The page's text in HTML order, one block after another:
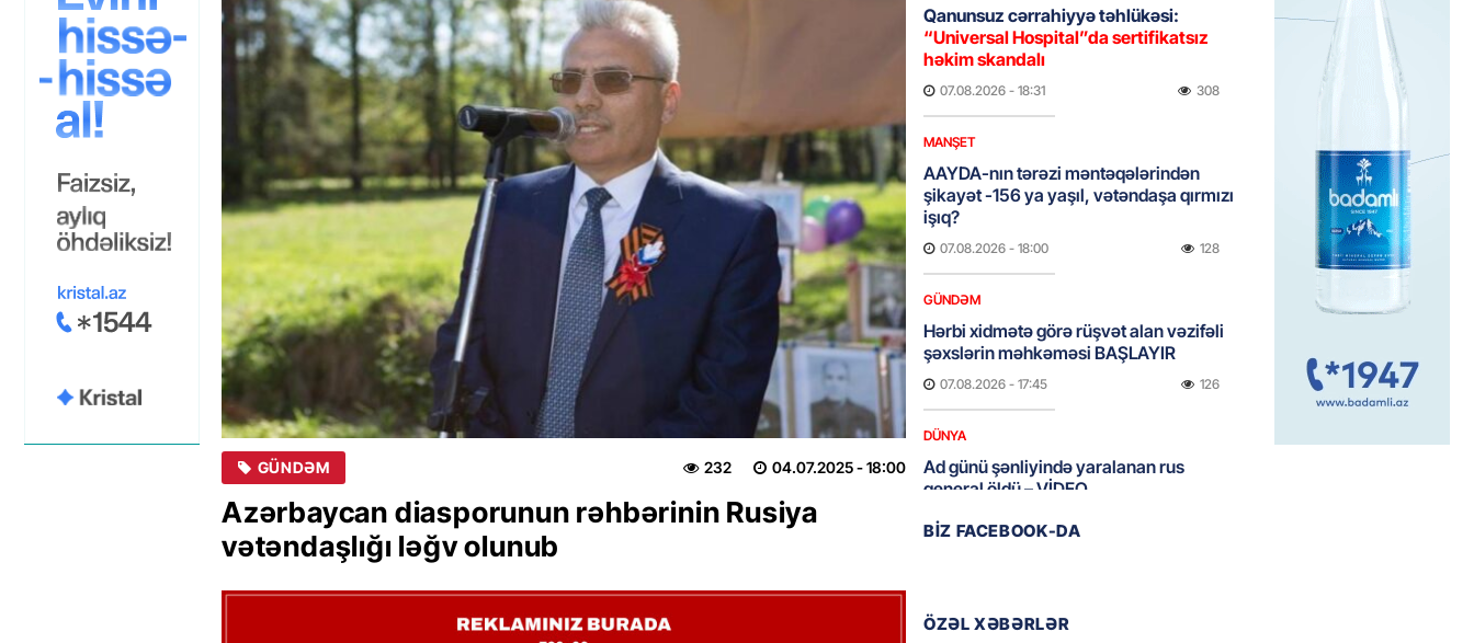
GÜNDƏM 04.07.2025- 18:00
232
Azərbaycan diasporunun rəhbərinin Rusiya
vətəndaşlığı ləğv olunub
Qanunsuz cərrahiyyə təhlükəsi:
“Universal Hospital”da sertifikatsız
həkim skandalı
07.08.2026 - 18:31 308
MANŞET
AAYDA-nın tərəzi məntəqələrindən
şikayət -156 ya yaşıl, vətəndaşa qırmızı
işıq?
07.08.2026 - 18:00 128
GÜNDƏM
Hərbi xidmətə görə rüşvət alan vəzifəli
şəxslərin məhkəməsi BAŞLAYIR
07.08.2026 - 17:45 126
DÜNYA
Ad günü şənliyində yaralanan rus
general öldü – VİDEO
bağlı qalmaqal: 546 min manatı 20
BIZ FACEBOOK-DA
ÖZƏL XƏBƏRLƏR